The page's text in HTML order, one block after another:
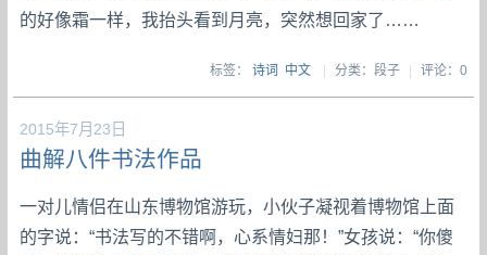
的好像霜一样，我抬头看到月亮，突然想回家了……
标签： 诗词 中文 | 分类：段子| 评论：0
2015年7月23日
曲解八件书法作品
一对儿情侣在山东博物馆游玩，小伙子凝视着博物馆上面
的字说：“书法写的不错啊，心系情妇那！”女孩说：“你傻